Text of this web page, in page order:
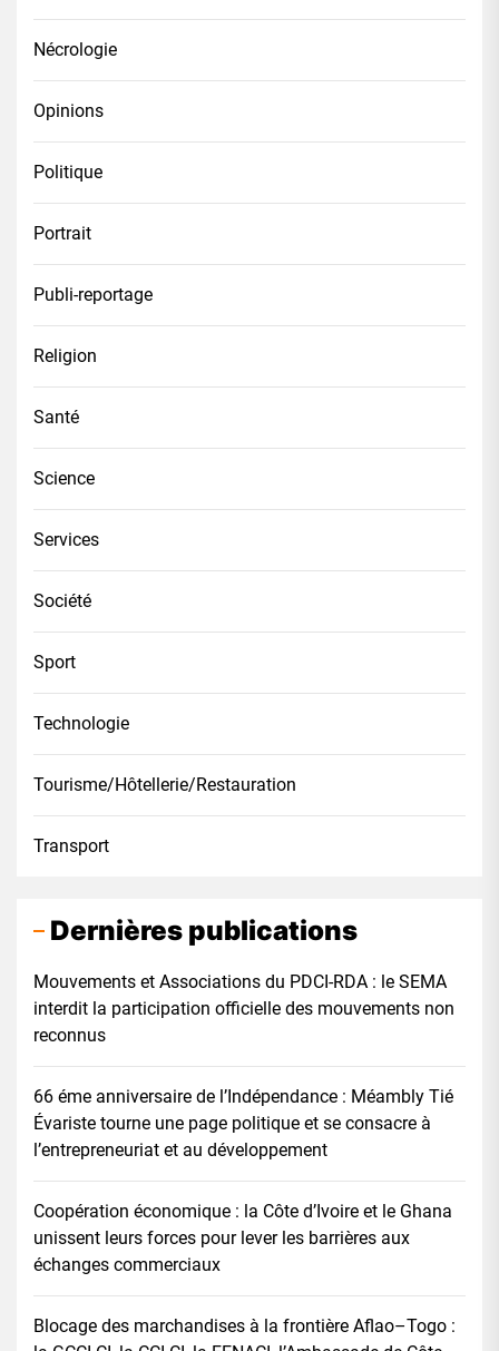
Nécrologie
Opinions
Politique
Portrait
Publi-reportage
Religion
Santé
Science
Services
Société
Sport
Technologie
Tourisme/Hôtellerie/Restauration
Transport
Dernières publications
Mouvements et Associations du PDCI-RDA : le SEMA
interdit la participation officielle des mouvements non
reconnus
66 éme anniversaire de l’Indépendance : Méambly Tié
Évariste tourne une page politique et se consacre à
l’entrepreneuriat et au développement
Coopération économique : la Côte d’Ivoire et le Ghana
unissent leurs forces pour lever les barrières aux
échanges commerciaux
Blocage des marchandises à la frontière Aflao–Togo :